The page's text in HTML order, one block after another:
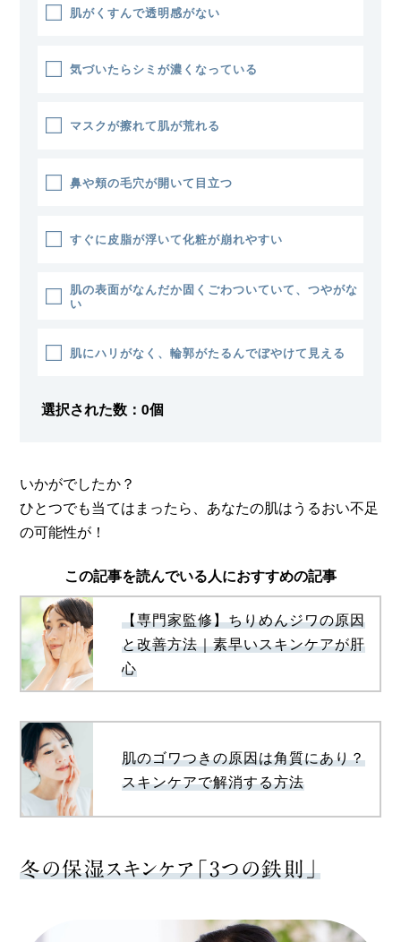
肌がくすんで透明感がない
気づいたらシミが濃くなっている
マスクが擦れて肌が荒れる
鼻や頬の毛穴が開いて目立つ
すぐに皮脂が浮いて化粧が崩れやすい
肌の表面がなんだか固くごわついていて、つやがな
い
肌にハリがなく、輪郭がたるんでぼやけて見える
選択された数： 0個
いかがでしたか？
ひとつでも当てはまったら、あなたの肌はうるおい不足
の可能性が！
この記事を読んでいる人におすすめの記事
【専門家監修】ちりめんジワの原因
と改善方法｜素早いスキンケアが肝
心
肌のゴワつきの原因は角質にあり？
スキンケアで解消する方法
冬の保湿スキンケア「3つの鉄則」